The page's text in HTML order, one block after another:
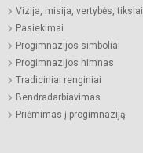
Vizija, misija, vertybės, tikslai
Pasiekimai
Progimnazijos simboliai
Progimnazijos himnas
Tradiciniai renginiai
Bendradarbiavimas
Priėmimas į progimnaziją